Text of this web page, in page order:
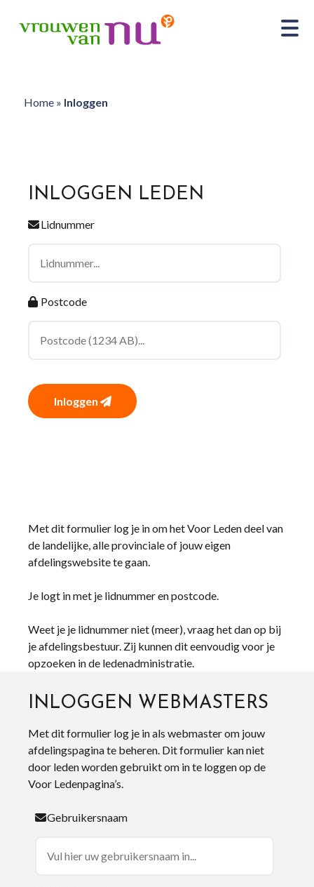
Home» Inloggen
INLOGGEN LEDEN
Lidnummer
Postcode
Inloggen
Met dit formulier log je in om het Voor Leden deel van
de landelijke, alle provinciale of jouw eigen
afdelingswebsite te gaan.
Je logt in met je lidnummer en postcode.
Weet je je lidnummer niet (meer), vraag het dan op bij
je afdelingsbestuur. Zij kunnen dit eenvoudig voor je
opzoeken in de ledenadministratie.
INLOGGEN WEBMASTERS
Met dit formulier log je in als webmaster om jouw
afdelingspagina te beheren. Dit formulier kan niet
door leden worden gebruikt om in te loggen op de
Voor Ledenpagina’s.
Gebruikersnaam